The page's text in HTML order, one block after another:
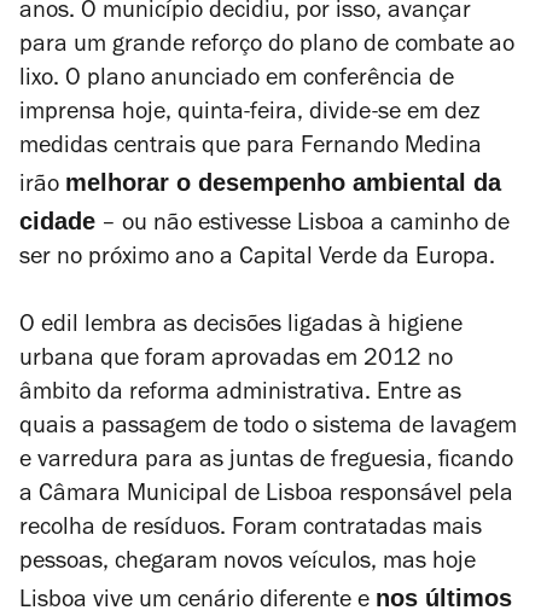
anos. O município decidiu, por isso, avançar
para um grande reforço do plano de combate ao
lixo. O plano anunciado em conferência de
imprensa hoje, quinta-feira, divide-se em dez
medidas centrais que para Fernando Medina
irão melhorar o desempenho ambiental da
cidade – ou não estivesse Lisboa a caminho de
ser no próximo ano a Capital Verde da Europa.
O edil lembra as decisões ligadas à higiene
urbana que foram aprovadas em 2012 no
âmbito da reforma administrativa. Entre as
quais a passagem de todo o sistema de lavagem
e varredura para as juntas de freguesia, ficando
a Câmara Municipal de Lisboa responsável pela
recolha de resíduos. Foram contratadas mais
pessoas, chegaram novos veículos, mas hoje
Lisboa vive um cenário diferente e nos últimos